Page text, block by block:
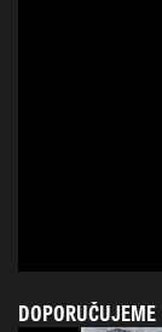
DOPORUČUJEME